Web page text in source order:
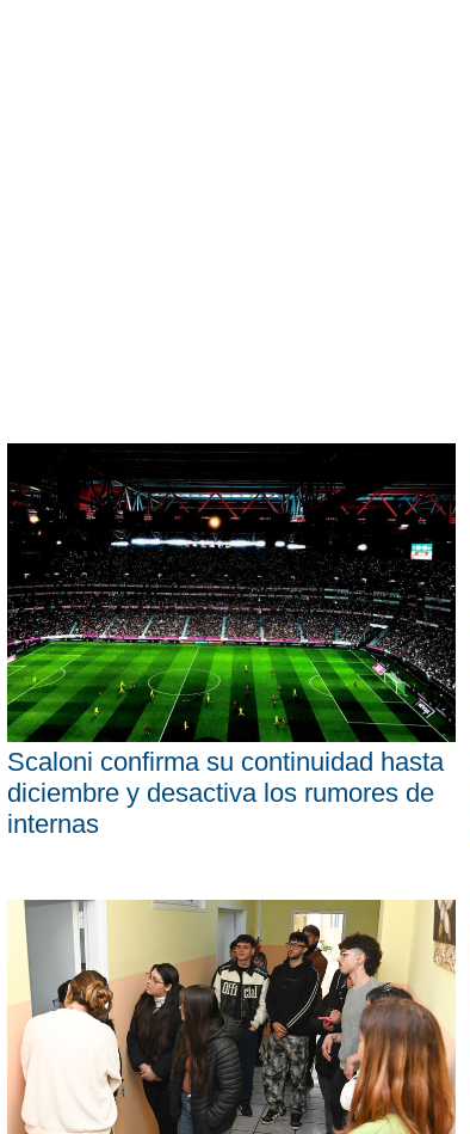
Scaloni confirma su continuidad hasta
diciembre y desactiva los rumores de
internas